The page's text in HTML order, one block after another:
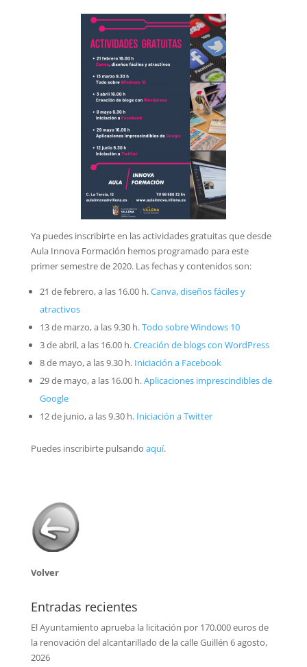
Ya puedes inscribirte en las actividades gratuitas que desde
Aula Innova Formación hemos programado para este
primer semestre de 2020. Las fechas y contenidos son:
21 de febrero, a las 16.00 h.Canva, diseños fáciles y
atractivos
13 de marzo, a las 9.30 h.Todo sobre Windows 10
3 de abril, a las 16.00 h.Creación de blogs con WordPress
8 de mayo, a las 9.30 h. Iniciación a Facebook
29 de mayo, a las 16.00 h.Aplicaciones imprescindibles de
Google
12 de junio, a las 9.30 h. Iniciación a Twitter
Puedes inscribirte pulsando aquí.
Volver
Entradas recientes
El Ayuntamiento aprueba la licitación por 170.000 euros de
la renovación del alcantarillado de la calle Guillén 6 agosto,
2026